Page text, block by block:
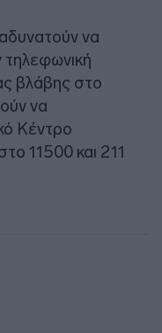
να
βλάβης στο
να
Κέντρο
11500 και 211